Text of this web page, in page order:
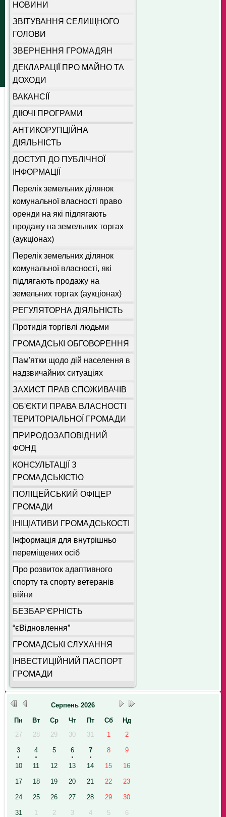
НОВИНИ
ЗВІТУВАННЯ СЕЛИЩНОГО
ГОЛОВИ
ЗВЕРНЕННЯ ГРОМАДЯН
ДЕКЛАРАЦІЇ ПРО МАЙНО ТА
ДОХОДИ
ВАКАНСІЇ
ДІЮЧІ ПРОГРАМИ
АНТИКОРУПЦІЙНА
ДІЯЛЬНІСТЬ
ДОСТУП ДО ПУБЛІЧНОЇ
ІНФОРМАЦІЇ
Перелік земельних ділянок
комунальної власності право
оренди на які підлягають
продажу на земельних торгах
(аукціонах)
Перелік земельних ділянок
комунальної власності, які
підлягають продажу на
земельних торгах (аукціонах)
РЕГУЛЯТОРНА ДІЯЛЬНІСТЬ
Протидія торгівлі людьми
ГРОМАДСЬКІ ОБГОВОРЕННЯ
Пам'ятки щодо дій населення в
надзвичайних ситуаціях
ЗАХИСТ ПРАВ СПОЖИВАЧІВ
ОБ'ЄКТИ ПРАВА ВЛАСНОСТІ
ТЕРИТОРІАЛЬНОЇ ГРОМАДИ
ПРИРОДОЗАПОВІДНИЙ
ФОНД
КОНСУЛЬТАЦІЇ З
ГРОМАДСЬКІСТЮ
ПОЛІЦЕЙСЬКИЙ ОФІЦЕР
ГРОМАДИ
ІНІЦІАТИВИ ГРОМАДСЬКОСТІ
Інформація для внутрішньо
переміщених осіб
Про розвиток адаптивного
спорту та спорту ветеранів
війни
БЕЗБАР'ЄРНІСТЬ
“єВідновлення”
ГРОМАДСЬКІ СЛУХАННЯ
ІНВЕСТИЦІЙНИЙ ПАСПОРТ
ГРОМАДИ
Серпень 2026
Пн
Вт Ср Чт Пт Сб
Нд
27
28 29 30 31 1 2
3 4 5 6 7 8 9
10 11 12 13 14 15 16
17 18 19 20 21 22 23
24 25 26 27 28 29 30
31 1 2 3 4 5 6